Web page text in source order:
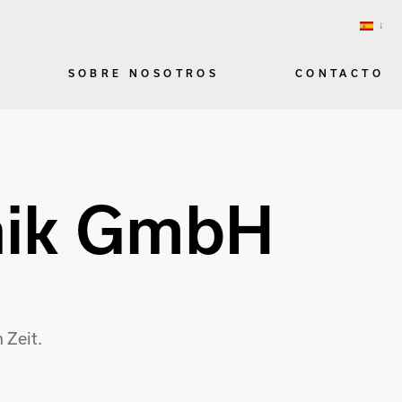
SOBRE NOSOTROS CONTACTO
GmbH
Zeit.